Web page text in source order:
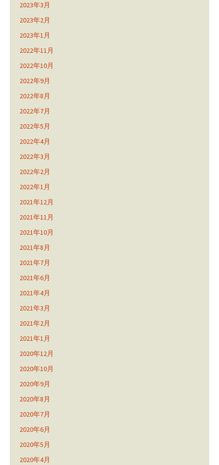
2023年3月
2023年2月
2023年1月
2022年11月
2022年10月
2022年9月
2022年8月
2022年7月
2022年5月
2022年4月
2022年3月
2022年2月
2022年1月
2021年12月
2021年11月
2021年10月
2021年8月
2021年7月
2021年6月
2021年4月
2021年3月
2021年2月
2021年1月
2020年12月
2020年10月
2020年9月
2020年8月
2020年7月
2020年6月
2020年5月
2020年4月